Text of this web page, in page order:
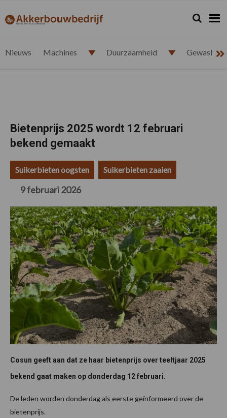
de
de
de
de
akkerbouwbedrijf.nl Zoeken...
Zoek
Nieuws Machines Duurzaamheid
Bietenprijs 2025 wordt 12 februari
bekend gemaakt
Suikerbieten oogsten Suikerbieten zaaien
9 februari 2026
Cosun geeft aan dat ze haar bietenprijs over teeltjaar 2025
bekend gaat maken op donderdag 12 februari.
De leden worden donderdag als eerste geïnformeerd over de
bietenprijs.